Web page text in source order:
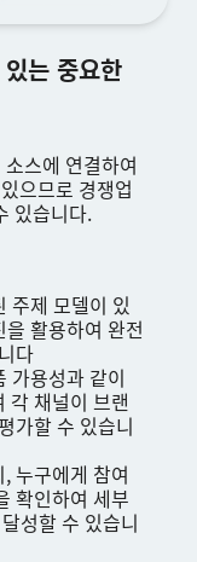
는 중요한
스에 연결하여
으므로 경쟁업
있습니다.
주제 모델이 있
활용하여 완전
다
가용성과 같이
각 채널이 브랜
가할 수 있습니
누구에게 참여
확인하여 세부
성할 수 있습니